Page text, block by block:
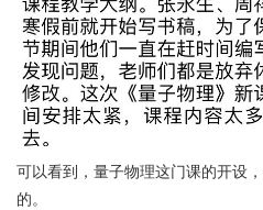
可以看到，量子物理这门课的开设
的。